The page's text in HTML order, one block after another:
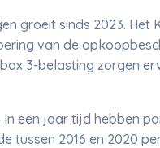
groeit sinds 2023. Het
van de
3-belasting zorgen
een jaar tijd hebben
tussen 2016 en 2020